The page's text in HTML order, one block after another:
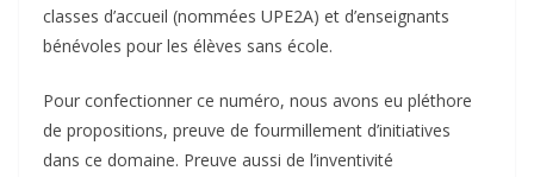
classes d’accueil (nommées UPE2A) et d’enseignants
bénévoles pour les élèves sans école.
Pour confectionner ce numéro, nous avons eu pléthore
de propositions, preuve de fourmillement d’initiatives
dans ce domaine. Preuve aussi de l’inventivité